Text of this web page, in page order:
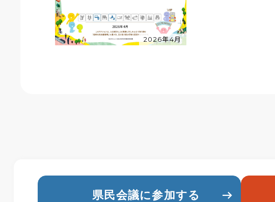
2026年4月
県民会議に参加する